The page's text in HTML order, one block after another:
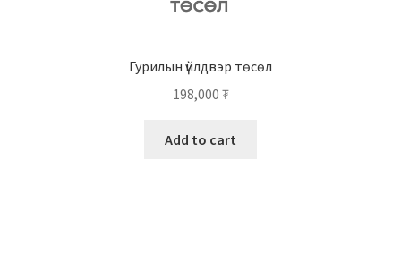
Гурилын үйлдвэр төсөл
198,000 ₮
Add to cart